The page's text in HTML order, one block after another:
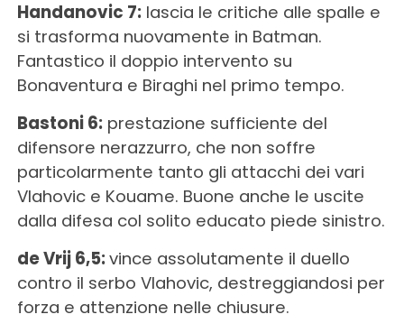
Handanovic 7:lascia le critiche alle spalle e
si trasforma nuovamente in Batman.
Fantastico il doppio intervento su
Bonaventura e Biraghi nel primo tempo.
Bastoni 6:prestazione sufficiente del
difensore nerazzurro, che non soffre
particolarmente tanto gli attacchi dei vari
Vlahovic e Kouame. Buone anche le uscite
dalla difesa col solito educato piede sinistro.
de Vrij 6,5:vince assolutamente il duello
contro il serbo Vlahovic, destreggiandosi per
forza e attenzione nelle chiusure.